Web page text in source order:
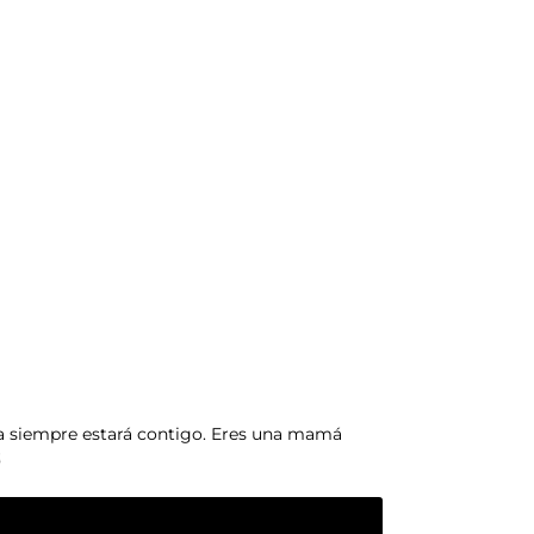
estará contigo. Eres una mamá